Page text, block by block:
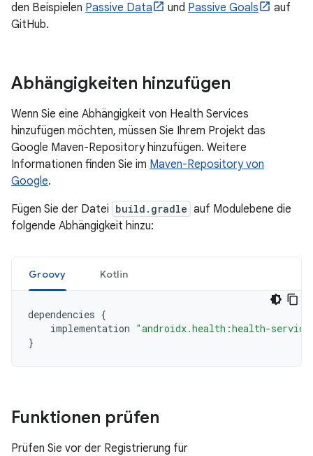
den Beispielen Passive Data und Passive Goals
auf
GitHub.
Abhängigkeiten hinzufügen
Wenn Sie eine Abhängigkeit von Health Services
hinzufügen möchten, müssen Sie Ihrem Projekt das
Google Maven-Repository hinzufügen. Weitere
Informationen finden Sie im Maven-Repository von
Google.
Fügen Sie der Datei build.gradle auf Modulebene die
folgende Abhängigkeit hinzu:
Groovy Kotlin
dependencies {
implementation "androidx.health:health-
}
Funktionen prüfen
Prüfen Sie vor der Registrierung für